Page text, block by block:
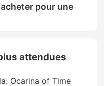
pour une
attendues
Ocarina of Time